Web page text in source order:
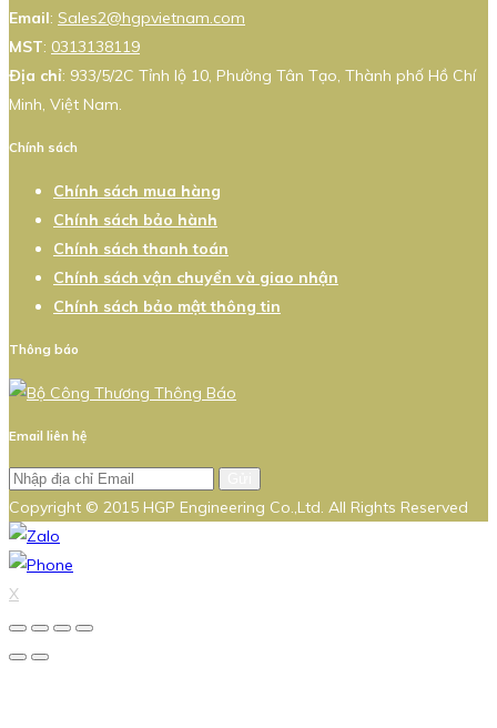
Email: Sales2@hgpvietnam.com
MST: 0313138119
Địa chỉ: 933/5/2C Tỉnh lộ 10, Phường Tân Tạo, Thành phố Hồ Chí
Minh, Việt Nam.
Chính sách
Chính sách mua hàng
Chính sách bảo hành
Chính sách thanh toán
Chính sách vận chuyển và giao nhận
Chính sách bảo mật thông tin
Thông báo
Email liên hệ
Copyright © 2015 HGP Engineering Co.,Ltd. All Rights Reserved
X